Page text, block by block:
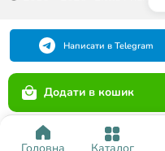
Каталог
Додати в кошик
Написати в Telegram